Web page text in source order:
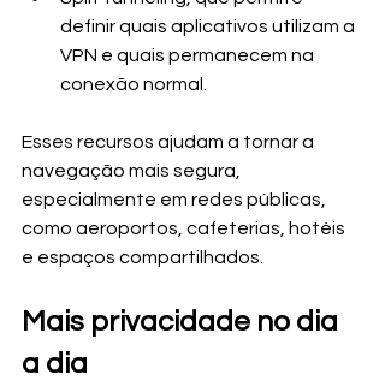
definir quais aplicativos utilizam a
VPN e quais permanecem na
conexão normal.
Esses recursos ajudam a tornar a
navegação mais segura,
especialmente em redes públicas,
como aeroportos, cafeterias, hotéis
e espaços compartilhados.
Mais privacidade no dia
a dia